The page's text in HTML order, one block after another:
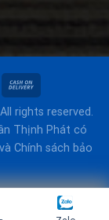
rights reserved.
Thịnh Phát có
Chính sách bảo